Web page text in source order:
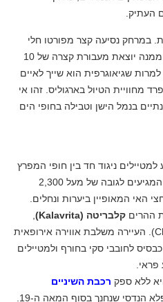
העתיק.
במרחק נסיעה קצר מפורטו חלי
, ממנה יוצאת מעבורת קצרה של 10
. למרות שגיאוגרפית הוא שייך לאיים
מחוויית הטיול בארגוליס. זהו אי
בנמל הישן וטבילה בחופי הים
ניגוד חד בין חופי המפרץ
הקורינתי לבין רכסי ההרים מעליו המגיעים לגובה של מעל 2,300
האי המאופיין ביערות ונחלים.
ההרים קלבריטה (Kalavrita)
,
השוכנת בלב הרי חלמוס (Chelmos). העיירה משלבת אווירה אירופאית
לחובבי סקי בחורף ולמטיילים
פראי.
ללא ספק רכבת השיניים
פלא הנדסי שנחנך בסוף המאה ה-19.